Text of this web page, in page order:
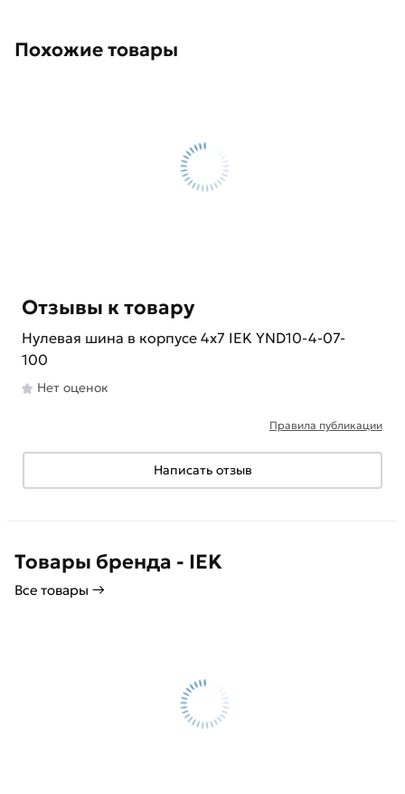
Похожие товары
Отзывы к товару
Нулевая шина в корпусе 4х7 IEK YND10-4-07-
100
Нет оценок
Правила публикации
Написать отзыв
Товары бренда - IEK
Все товары →